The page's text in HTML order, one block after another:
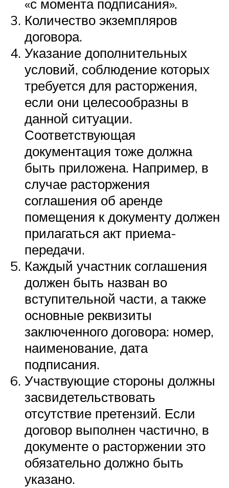
«с момента подписания».
Количество экземпляров
договора.
Указание дополнительных
условий, соблюдение которых
требуется для расторжения,
если они целесообразны в
данной ситуации.
Соответствующая
документация тоже должна
быть приложена. Например, в
случае расторжения
соглашения об аренде
помещения к документу должен
прилагаться акт приема-
передачи.
Каждый участник соглашения
должен быть назван во
вступительной части, а также
основные реквизиты
заключенного договора: номер,
наименование, дата
подписания.
Участвующие стороны должны
засвидетельствовать
отсутствие претензий. Если
договор выполнен частично, в
документе о расторжении это
обязательно должно быть
указано.